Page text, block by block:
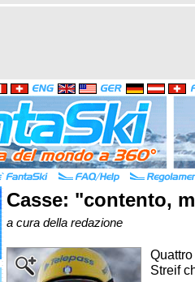
Casse: "contento,
a cura della redazione
Streif